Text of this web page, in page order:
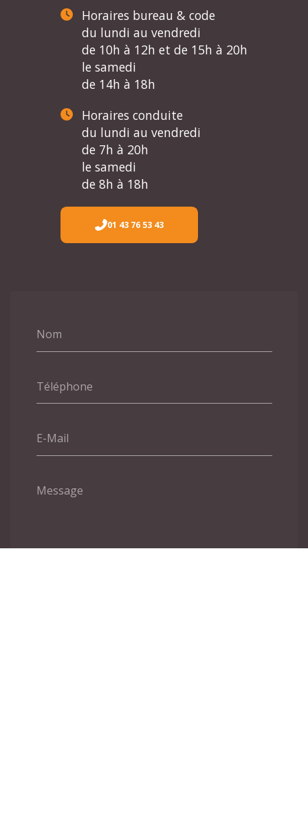
Nom
Téléphone
E-Mail
Message
Horaires bureau & code
du lundi au vendredi
de 10h à 12h et de 15h à 20h
le samedi
de 14h à 18h
Horaires conduite
du lundi au vendredi
de 7h à 20h
le samedi
de 8h à 18h
01 43 76 53 43